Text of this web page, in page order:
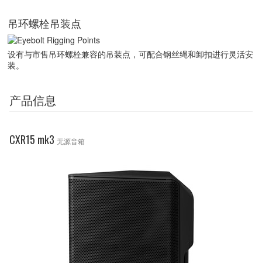
吊环螺栓吊装点
设有与市售吊环螺栓兼容的吊装点，可配合钢丝绳和卸扣进行灵活安
装。
产品信息
CXR15 mk3 无源音箱